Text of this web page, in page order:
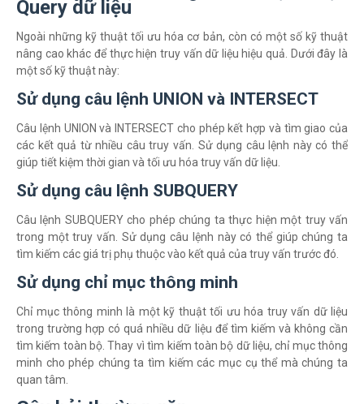
Query dữ liệu
Ngoài những kỹ thuật tối ưu hóa cơ bản, còn có một số kỹ thuật
nâng cao khác để thực hiện truy vấn dữ liệu hiệu quả. Dưới đây là
một số kỹ thuật này:
Sử dụng câu lệnh UNION và INTERSECT
Câu lệnh UNION và INTERSECT cho phép kết hợp và tìm giao của
các kết quả từ nhiều câu truy vấn. Sử dụng câu lệnh này có thể
giúp tiết kiệm thời gian và tối ưu hóa truy vấn dữ liệu.
Sử dụng câu lệnh SUBQUERY
Câu lệnh SUBQUERY cho phép chúng ta thực hiện một truy vấn
trong một truy vấn. Sử dụng câu lệnh này có thể giúp chúng ta
tìm kiếm các giá trị phụ thuộc vào kết quả của truy vấn trước đó.
Sử dụng chỉ mục thông minh
Chỉ mục thông minh là một kỹ thuật tối ưu hóa truy vấn dữ liệu
trong trường hợp có quá nhiều dữ liệu để tìm kiếm và không cần
tìm kiếm toàn bộ. Thay vì tìm kiếm toàn bộ dữ liệu, chỉ mục thông
minh cho phép chúng ta tìm kiếm các mục cụ thể mà chúng ta
quan tâm.